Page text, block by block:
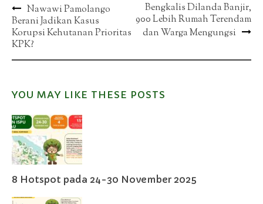
Post
navigation
Nawawi Pamolango
Berani Jadikan Kasus
Korupsi Kehutanan Prioritas
KPK?
Bengkalis Dilanda Banjir,
900 Lebih Rumah Terendam
dan Warga Mengungsi
YOU MAY LIKE THESE POSTS
8 Hotspot pada 24-30 November 2025